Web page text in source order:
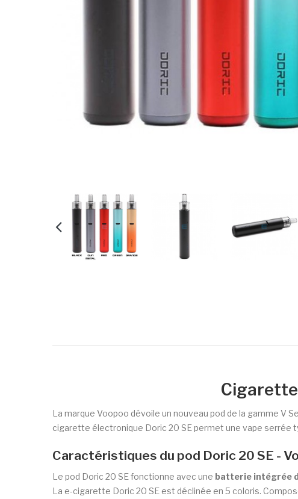
La marque Voopoo dévoile un nouveau pod de la gamme V
cigarette électronique Doric 20 SE permet une vape serrée
Caractéristiques du pod Doric 20 SE -
Le pod Doric 20 SE fonctionne avec une batterie intégrée
La e-cigarette Doric 20 SE est déclinée en 5 coloris.